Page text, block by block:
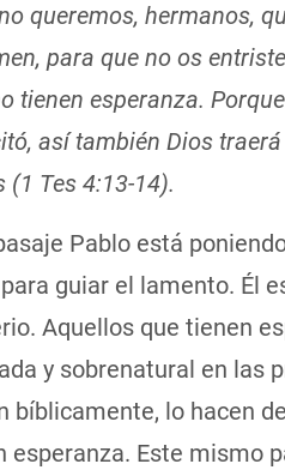
queremos, hermanos,
para que no os
tienen esperanza.
así también Dios
(1 Tes 4:13-14).
Pablo está
guiar el lamento. Él
Aquellos que tienen
y sobrenatural en las
bíblicamente, lo hacen
esperanza. Este mismo